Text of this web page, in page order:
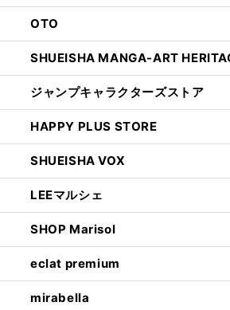
OTO
SHUEISHA MANGA-ART
ジャンプキャラクターズストア
HAPPY PLUS STORE
SHUEISHA VOX
LEEマルシェ
SHOP Marisol
eclat premium
mirabella